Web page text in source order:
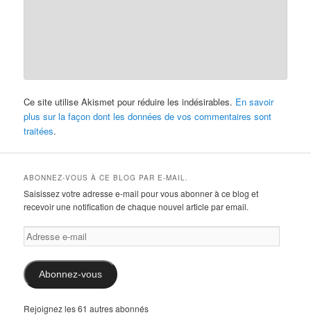
Ce site utilise Akismet pour réduire les indésirables. En savoir
plus sur la façon dont les données de vos commentaires sont
traitées.
ABONNEZ-VOUS À CE BLOG PAR E-MAIL.
Saisissez votre adresse e-mail pour vous abonner à ce blog et
recevoir une notification de chaque nouvel article par email.
Adresse
e-
mail
Abonnez-vous
Rejoignez les 61 autres abonnés